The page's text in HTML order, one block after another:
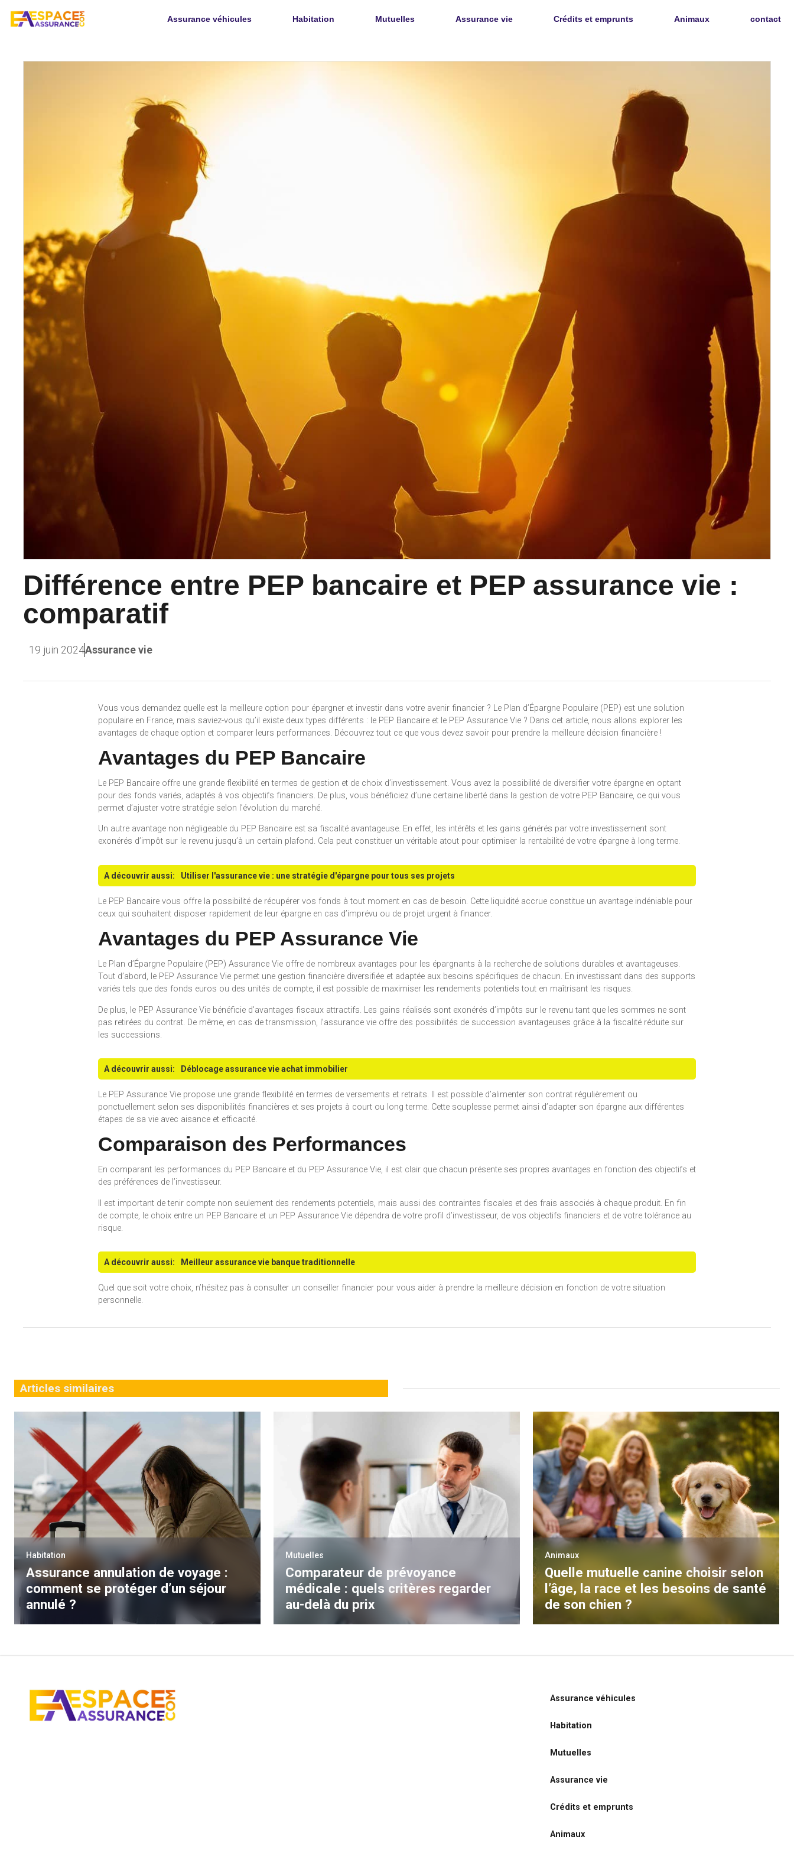
Assurance véhicules Habitation Mutuelles Assurance vie Crédits et emprunts Animaux contact
Différence entre PEP bancaire et PEP assurance vie :
comparatif
19 juin 2024Assurance vie
Vous vous demandez quelle est la meilleure option pour épargner et investir dans votre avenir financier ? Le Plan d’Épargne Populaire (PEP) est une solution
populaire en France, mais saviez-vous qu’il existe deux types différents : le PEP Bancaire et le PEP Assurance Vie ? Dans cet article, nous allons explorer les
avantages de chaque option et comparer leurs performances. Découvrez tout ce que vous devez savoir pour prendre la meilleure décision financière !
Avantages du PEP Bancaire
Le PEP Bancaire offre une grande flexibilité en termes de gestion et de choix d’investissement. Vous avez la possibilité de diversifier votre épargne en optant
pour des fonds variés, adaptés à vos objectifs financiers. De plus, vous bénéficiez d’une certaine liberté dans la gestion de votre PEP Bancaire, ce qui vous
permet d’ajuster votre stratégie selon l’évolution du marché.
Un autre avantage non négligeable du PEP Bancaire est sa fiscalité avantageuse. En effet, les intérêts et les gains générés par votre investissement sont
exonérés d’impôt sur le revenu jusqu’à un certain plafond. Cela peut constituer un véritable atout pour optimiser la rentabilité de votre épargne à long terme.
A découvrir aussi: Utiliser l'assurance vie : une stratégie d'épargne pour tous ses projets
Le PEP Bancaire vous offre la possibilité de récupérer vos fonds à tout moment en cas de besoin. Cette liquidité accrue constitue un avantage indéniable pour
ceux qui souhaitent disposer rapidement de leur épargne en cas d’imprévu ou de projet urgent à financer.
Avantages du PEP Assurance Vie
Le Plan d’Épargne Populaire (PEP) Assurance Vie offre de nombreux avantages pour les épargnants à la recherche de solutions durables et avantageuses.
Tout d’abord, le PEP Assurance Vie permet une gestion financière diversifiée et adaptée aux besoins spécifiques de chacun. En investissant dans des supports
variés tels que des fonds euros ou des unités de compte, il est possible de maximiser les rendements potentiels tout en maîtrisant les risques.
De plus, le PEP Assurance Vie bénéficie d’avantages fiscaux attractifs. Les gains réalisés sont exonérés d’impôts sur le revenu tant que les sommes ne sont
pas retirées du contrat. De même, en cas de transmission, l’assurance vie offre des possibilités de succession avantageuses grâce à la fiscalité réduite sur
les successions.
A découvrir aussi: Déblocage assurance vie achat immobilier
Le PEP Assurance Vie propose une grande flexibilité en termes de versements et retraits. Il est possible d’alimenter son contrat régulièrement ou
ponctuellement selon ses disponibilités financières et ses projets à court ou long terme. Cette souplesse permet ainsi d’adapter son épargne aux différentes
étapes de sa vie avec aisance et efficacité.
Comparaison des Performances
En comparant les performances du PEP Bancaire et du PEP Assurance Vie, il est clair que chacun présente ses propres avantages en fonction des objectifs et
des préférences de l’investisseur.
Il est important de tenir compte non seulement des rendements potentiels, mais aussi des contraintes fiscales et des frais associés à chaque produit. En fin
de compte, le choix entre un PEP Bancaire et un PEP Assurance Vie dépendra de votre profil d’investisseur, de vos objectifs financiers et de votre tolérance au
risque.
A découvrir aussi: Meilleur assurance vie banque traditionnelle
Quel que soit votre choix, n’hésitez pas à consulter un conseiller financier pour vous aider à prendre la meilleure décision en fonction de votre situation
personnelle.
Articles similaires
Habitation
Assurance annulation de voyage :
comment se protéger d’un séjour
annulé ?
Mutuelles
Comparateur de prévoyance
médicale : quels critères regarder
au-delà du prix
Animaux
Quelle mutuelle canine choisir selon
l’âge, la race et les besoins de santé
de son chien ?
Assurance véhicules
Habitation
Mutuelles
Assurance vie
Crédits et emprunts
Animaux